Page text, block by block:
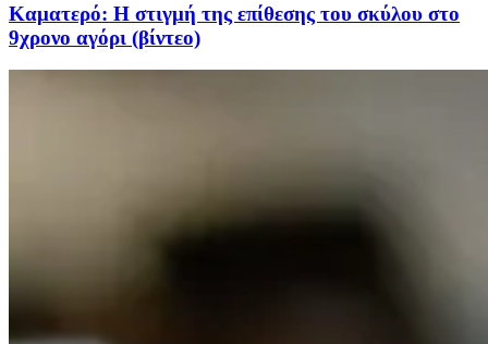
Καματερό: Η στιγμή της επίθεσης του σκύλου στο
9χρονο αγόρι (βίντεο)